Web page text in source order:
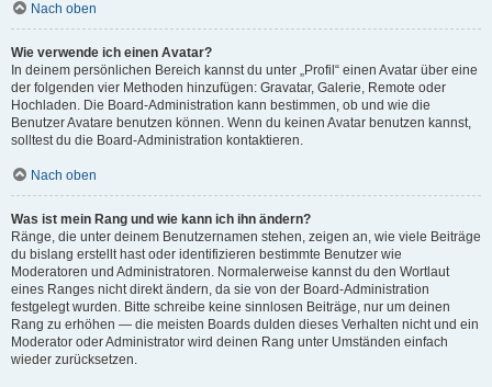
Nach oben
Wie verwende ich einen Avatar?
In deinem persönlichen Bereich kannst du unter „Profil“ einen Avatar über eine
der folgenden vier Methoden hinzufügen: Gravatar, Galerie, Remote oder
Hochladen. Die Board-Administration kann bestimmen, ob und wie die
Benutzer Avatare benutzen können. Wenn du keinen Avatar benutzen kannst,
solltest du die Board-Administration kontaktieren.
Nach oben
Was ist mein Rang und wie kann ich ihn ändern?
Ränge, die unter deinem Benutzernamen stehen, zeigen an, wie viele Beiträge
du bislang erstellt hast oder identifizieren bestimmte Benutzer wie
Moderatoren und Administratoren. Normalerweise kannst du den Wortlaut
eines Ranges nicht direkt ändern, da sie von der Board-Administration
festgelegt wurden. Bitte schreibe keine sinnlosen Beiträge, nur um deinen
Rang zu erhöhen — die meisten Boards dulden dieses Verhalten nicht und ein
Moderator oder Administrator wird deinen Rang unter Umständen einfach
wieder zurücksetzen.